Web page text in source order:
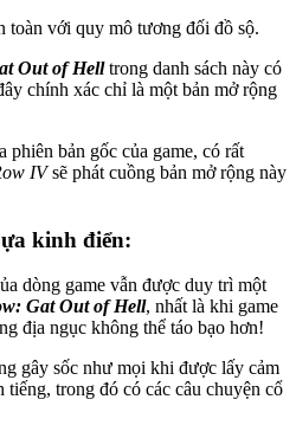
toàn với quy mô tương đối đồ sộ.
Out of Helltrong danh sách này có
chính xác chỉ là một bản mở rộng
bản gốc của game, có rất
IVsẽ phát cuồng bản mở rộng này
kinh điển:
dòng game vẫn được duy trì một
Gat Out of Hell, nhất là khi game
địa ngục không thể táo bạo hơn!
gây sốc như mọi khi được lấy cảm
trong đó có các câu chuyện cổ